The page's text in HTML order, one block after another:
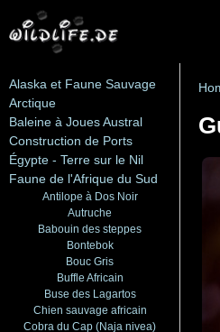
Alaska et Faune Sauvage
Arctique
Baleine à Joues Austral
Construction de Ports
Égypte - Terre sur le Nil
Faune de l'Afrique du Sud
Antilope à Dos Noir
Autruche
Babouin des steppes
Bontebok
Bouc Gris
Buffle Africain
Buse des Lagartos
Chien sauvage africain
Cobra du Cap (Naja nivea)